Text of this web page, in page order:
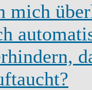
mich